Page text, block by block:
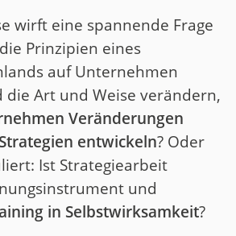
wirft eine spannende Frage
Prinzipien eines
auf Unternehmen
Art und Weise verändern,
Veränderungen
entwickeln? Oder
Ist Strategiearbeit
und
in Selbstwirksamkeit?